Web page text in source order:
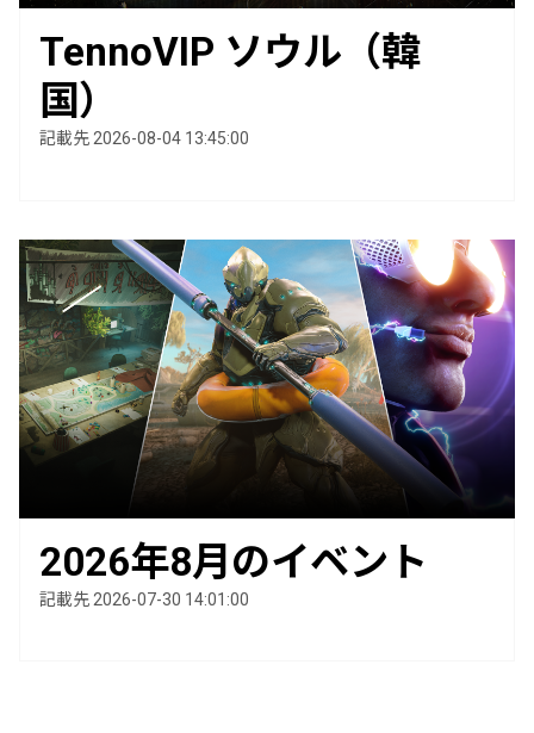
TennoVIP ソウル（韓
国）
記載先 2026-08-04 13:45:00
2026年8月のイベント
記載先 2026-07-30 14:01:00